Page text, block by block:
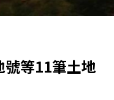
等11筆土地